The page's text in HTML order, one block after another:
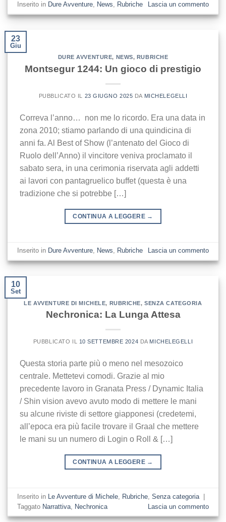
Inserito in Dure Avventure, News, Rubriche Lascia un commento
23
Giu
DURE AVVENTURE, NEWS, RUBRICHE
Montsegur 1244: Un gioco di prestigio
PUBBLICATO IL 23 GIUGNO 2025 DA MICHELEGELLI
Correva l’anno… non me lo ricordo. Era una data in
zona 2010; stiamo parlando di una quindicina di
anni fa. Al Best of Show (l’antenato del Gioco di
Ruolo dell’Anno) il vincitore veniva proclamato il
sabato sera, in una cerimonia riservata agli addetti
ai lavori con pantagruelico buffet (questa è una
tradizione che si potrebbe […]
CONTINUA A LEGGERE →
Inserito in Dure Avventure News Rubriche Lascia un commento
10
Set
LE AVVENTURE DI MICHELE, RUBRICHE,SENZA CATEGORIA
Nechronica: La Lunga Attesa
PUBBLICATO IL 10 SETTEMBRE 2024 DA MICHELEGELLI
Questa storia parte più o meno nel mesozoico
centrale. Mettetevi comodi. Grazie al mio
precedente lavoro in Granata Press / Dynamic Italia
/ Shin vision avevo avuto modo di mettere le mani
su alcune riviste di settore giapponesi (credetemi,
all’epoca era più facile trovare il Graal che mettere
le mani su un numero di Login o Roll & […]
CONTINUA A LEGGERE →
Inserito in Le Avventure di Michele Rubriche ,Senza categoria |
Taggato Narrattiva Nechronica Lascia un commento